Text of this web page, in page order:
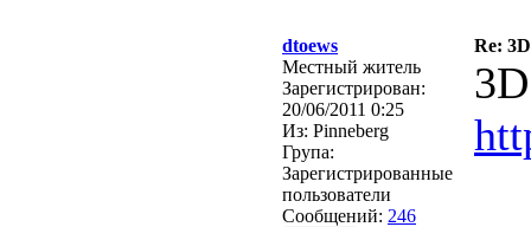
dtoews
Re:
Местный житель
Зарегистрирован:
20/06/2011 0:25
Из: Pinneberg
Група:
Зарегистрированные
пользователи
Сообщений: 246